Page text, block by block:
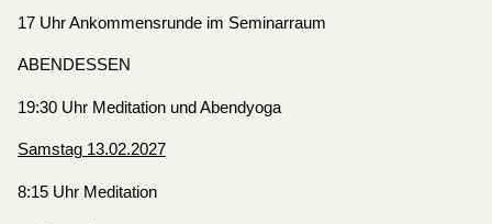
17 Uhr Ankommensrunde im Seminarraum
ABENDESSEN
19:30 Uhr Meditation und Abendyoga
Samstag 13.02.2027
8:15 Uhr Meditation